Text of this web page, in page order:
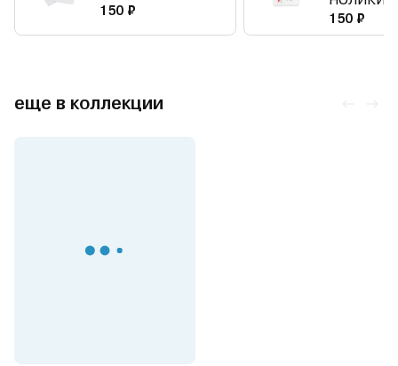
150 ₽
150 ₽
еще в коллекции